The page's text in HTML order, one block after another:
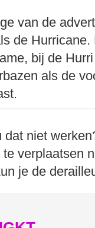
van de
de
bij de
als de
dat niet
verplaatsen
je de